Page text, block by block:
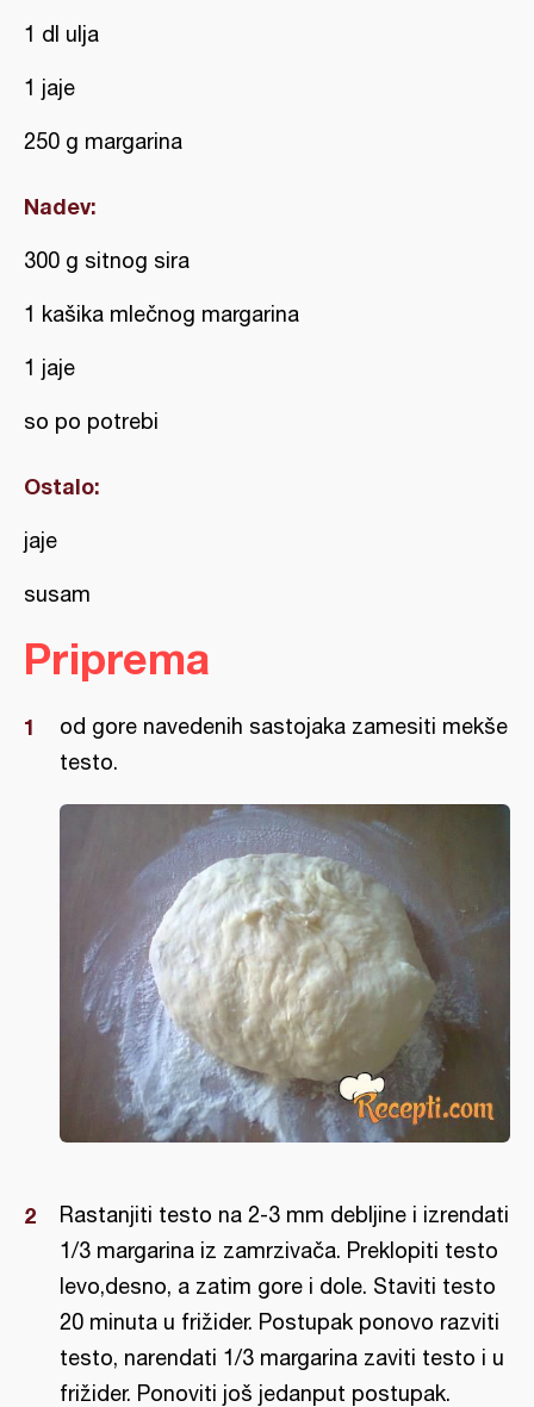
1 dl ulja
1 jaje
250 g margarina
Nadev:
300 g sitnog sira
1 kašika mlečnog margarina
1 jaje
so po potrebi
Ostalo:
jaje
susam
Priprema
od gore navedenih sastojaka zamesiti mekše
testo.
Rastanjiti testo na 2-3 mm debljine i izrendati
1/3 margarina iz zamrzivača. Preklopiti testo
levo,desno, a zatim gore i dole. Staviti testo
20 minuta u frižider. Postupak ponovo razviti
testo, narendati 1/3 margarina zaviti testo i u
frižider. Ponoviti još jedanput postupak.